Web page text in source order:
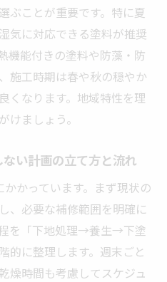
屋根外壁塗装のカラー
避けたい色とその理由
外壁塗装DIYの色選びポ
の色と選び方の注意点
カラーシミュレーション
装DIYの安全対策
重視すべき作業中の安全
壁塗装DIY安全対策ポイ
ぶことが重要です。特に夏
気に対応できる塗料が推奨
機能付きの塗料や防藻・防
施工時期は春や秋の穏やか
くなります。地域特性を理
けましょう。
い計画の立て方と流れ
かっています。まず現状の
、必要な補修範囲を明確に
を「下地処理→養生→下塗
に整理します。週末ごと
燥時間も考慮してスケジュ